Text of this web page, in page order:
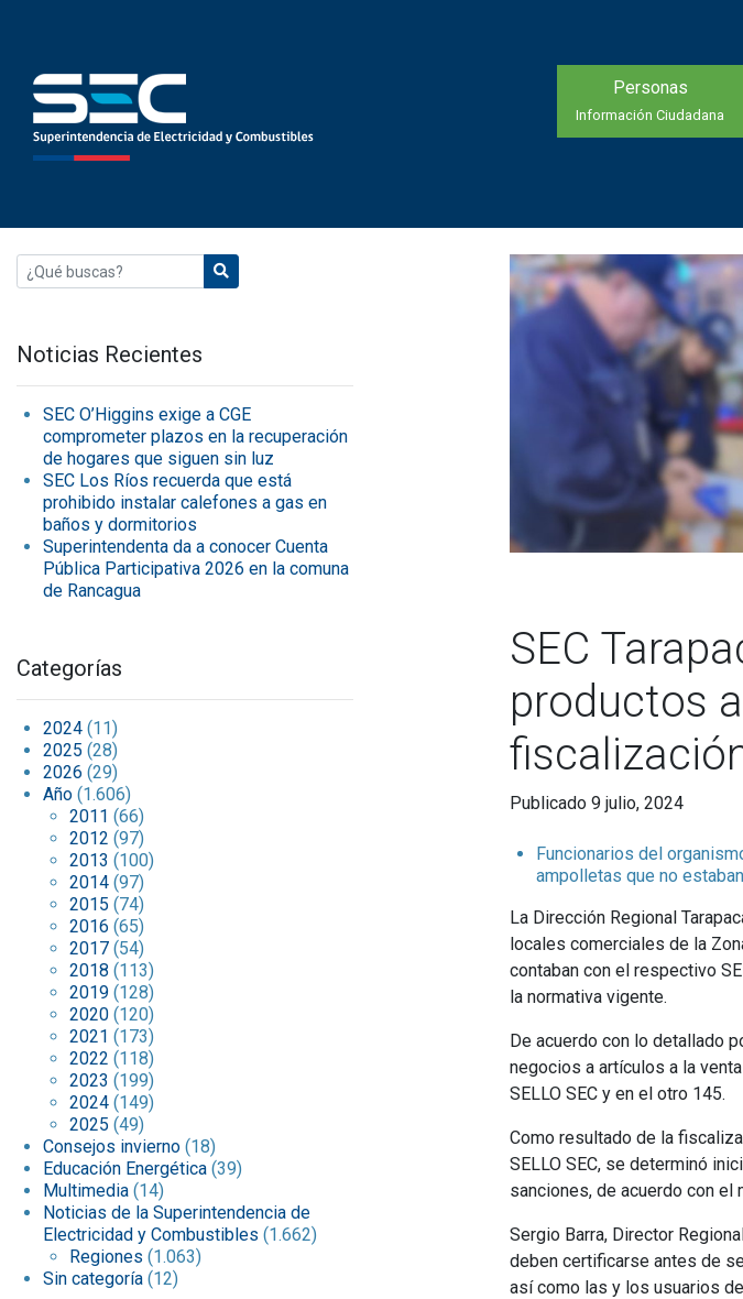
Personas
Información Ciudadana
Noticias Recientes
SEC O’Higgins exige a CGE
comprometer plazos en la recuperación
de hogares que siguen sin luz
SEC Los Ríos recuerda que está
prohibido instalar calefones a gas en
baños y dormitorios
Superintendenta da a conocer Cuenta
Pública Participativa 2026 en la comuna
de Rancagua
Categorías
2024 (11)
2025 (28)
2026 (29)
Año (1.606)
2011 (66)
2012 (97)
2013 (100)
2014 (97)
2015 (74)
2016 (65)
2017 (54)
2018 (113)
2019 (128)
2020 (120)
2021 (173)
2022 (118)
2023 (199)
2024 (149)
2025 (49)
Consejos invierno (18)
Educación Energética (39)
Multimedia (14)
Noticias de la Superintendencia de
Electricidad y Combustibles (1.662)
Regiones (1.063)
Sin categoría (12)
SEC
productos
Publicado 9 julio, 2024
Funcionarios del
ampolletas que no
La Dirección Regional
locales comerciales de la
contaban con el respectivo
la normativa vigente.
De acuerdo con lo detallado
negocios a artículos a la
SELLO SEC y en el otro 145.
Como resultado de la
SELLO SEC, se determinó
sanciones, de acuerdo con
Sergio Barra, Director
deben certificarse antes de
así como las y los usuarios